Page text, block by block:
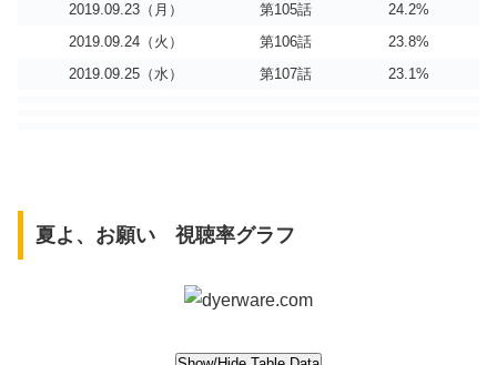
2019.09.23（月）
第105話
24.2%
2019.09.24（火）
第106話
23.8%
2019.09.25（水）
第107話 23.1%
夏よ、お願い 視聴率グラフ